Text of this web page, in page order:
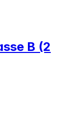
B (2